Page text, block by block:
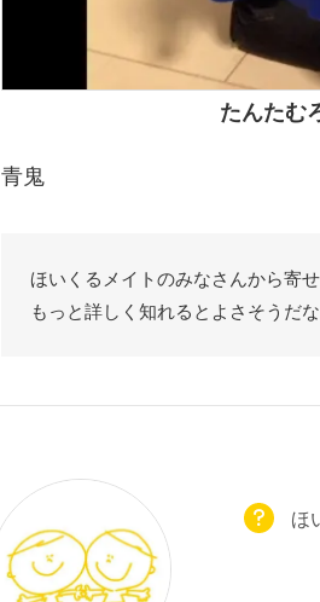
たんたむ
青鬼
ほいくるメイトのみなさんから寄
もっと詳しく知れるとよさそうだ
ほ